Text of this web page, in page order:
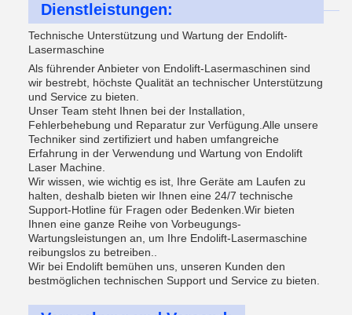
Dienstleistungen:
Technische Unterstützung und Wartung der Endolift-
Lasermaschine
Als führender Anbieter von Endolift-Lasermaschinen sind
wir bestrebt, höchste Qualität an technischer Unterstützung
und Service zu bieten.
Unser Team steht Ihnen bei der Installation,
Fehlerbehebung und Reparatur zur Verfügung.Alle unsere
Techniker sind zertifiziert und haben umfangreiche
Erfahrung in der Verwendung und Wartung von Endolift
Laser Machine.
Wir wissen, wie wichtig es ist, Ihre Geräte am Laufen zu
halten, deshalb bieten wir Ihnen eine 24/7 technische
Support-Hotline für Fragen oder Bedenken.Wir bieten
Ihnen eine ganze Reihe von Vorbeugungs-
Wartungsleistungen an, um Ihre Endolift-Lasermaschine
reibungslos zu betreiben..
Wir bei Endolift bemühen uns, unseren Kunden den
bestmöglichen technischen Support und Service zu bieten.